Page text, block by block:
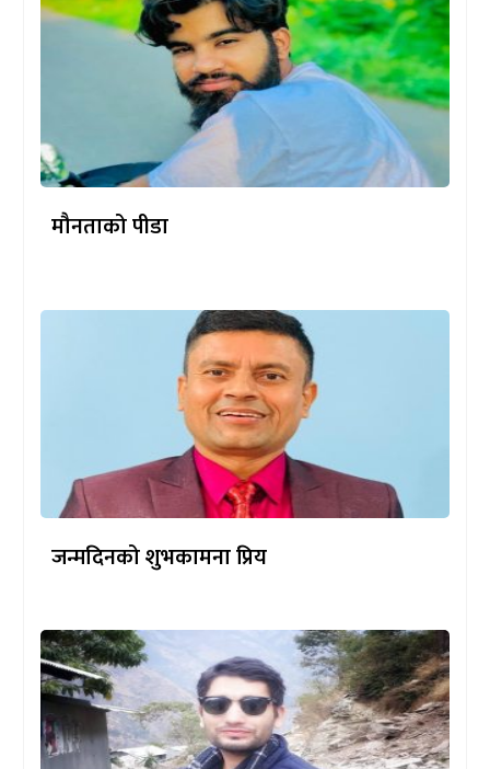
मौनताको पीडा
जन्मदिनको शुभकामना प्रिय